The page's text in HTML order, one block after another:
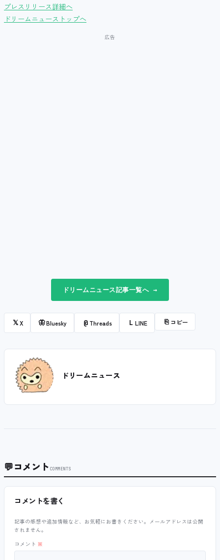
プレスリリース詳細へ
ドリームニューストップへ
ドリームニュース記事一覧へ →
𝕏X 🦋Bluesky @ Threads L LINE ⎘ コピー
ドリームニュース
💬コメント COMMENTS
コメントを書く
記事の感想や追加情報など、お気軽にお書きください。メールアドレスは公開
されません。
コメント ※